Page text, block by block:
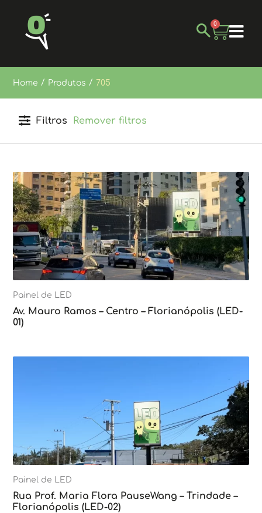
0
Home / Produtos / 705
Filtros Remover filtros
Painel de LED
Av. Mauro Ramos – Centro – Florianópolis (LED-
01)
Painel de LED
Rua Prof. Maria Flora PauseWang – Trindade –
Florianópolis (LED-02)